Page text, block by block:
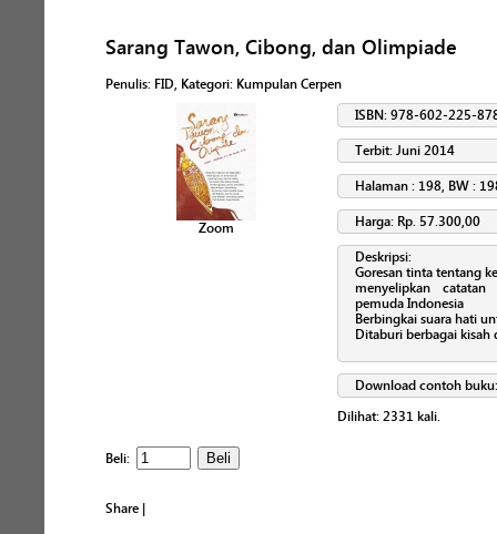
Sarang Tawon, Cibong, dan Olimpiade
Penulis: FID, Kategori: Kumpulan Cerpen
Zoom
ISBN: 978-602-225-
Terbit: Juni 2014
Halaman : 198, BW :
Harga: Rp. 57.300,00
Deskripsi:
Goresan tinta tentang
menyelipkan
pemuda Indonesia
Berbingkai suara hati
Ditaburi berbagai kisah
Download contoh
Dilihat: 2331 kali.
Beli:
Share |